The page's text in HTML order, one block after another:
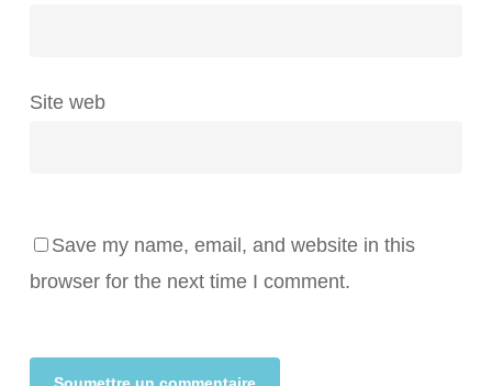
Site web
Save my name, email, and website in this
browser for the next time I comment.